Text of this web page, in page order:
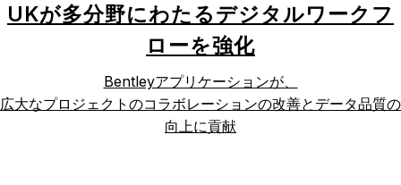
UKが多分野にわたるデジタルワークフ
ローを強化
Bentleyアプリケーションが、
広大なプロジェクトのコラボレーションの改善とデータ品質の
向上に貢献